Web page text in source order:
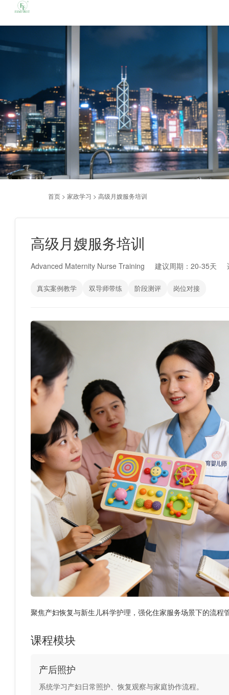
首页 > 家政学习 > 高级月嫂服务培训
高级月嫂服务培训
Advanced Maternity Nurse Training 建议周期：20-35天
真实案例教学 双导师带练 阶段测评 岗位对接
聚焦产妇恢复与新生儿科学护理，强化住家服务场景下的流程
课程模块
产后照护
系统学习产妇日常照护、恢复观察与家庭协作流程。